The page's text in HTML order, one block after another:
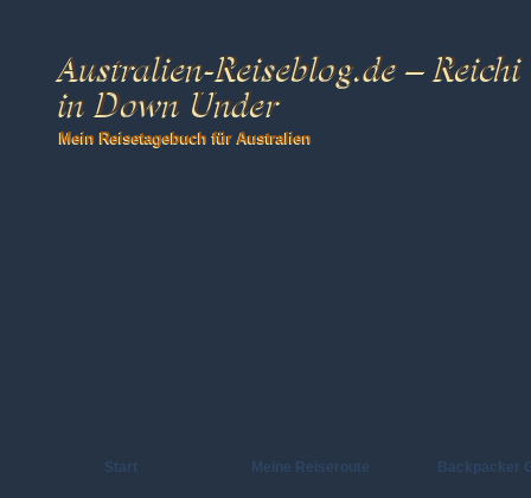
Australien-Reiseblog.de – Reichi
in Down Under
Mein Reisetagebuch für Australien
Start Meine Reiseroute Backpacker